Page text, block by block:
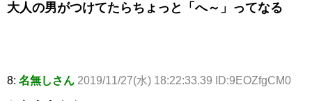
大人の男がつけてたらちょっと「へ～」ってなる
8: 名無しさん 2019/11/27(水) 18:22:33.39 ID:9EOZfgCM0